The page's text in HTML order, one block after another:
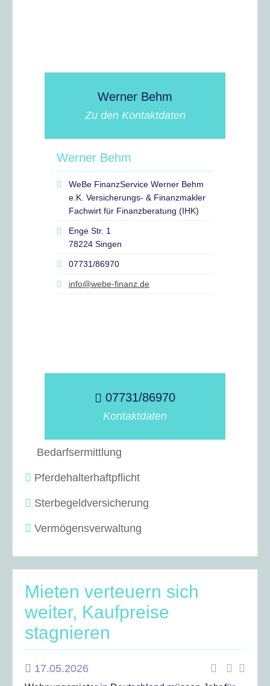
Werner Behm
Zu den Kontaktdaten
Werner Behm
WeBe FinanzService Werner Behm
e.K. Versicherungs- & Finanzmakler
Fachwirt für Finanzberatung (IHK)
Enge Str. 1
78224 Singen
07731/86970
info@webe-finanz.de
07731/86970
Kontaktdaten
Bedarfsermittlung
Pferdehalterhaftpflicht
Sterbegeldversicherung
Vermögensverwaltung
Mieten verteuern sich
weiter, Kaufpreise
stagnieren
17.05.2026